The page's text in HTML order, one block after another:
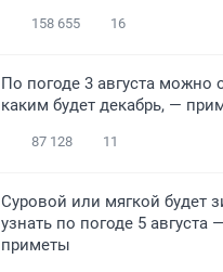
158 655 16
По погоде 3 августа можно
каким будет декабрь, —
87 128 11
Суровой или мягкой будет
узнать по погоде 5
приметы